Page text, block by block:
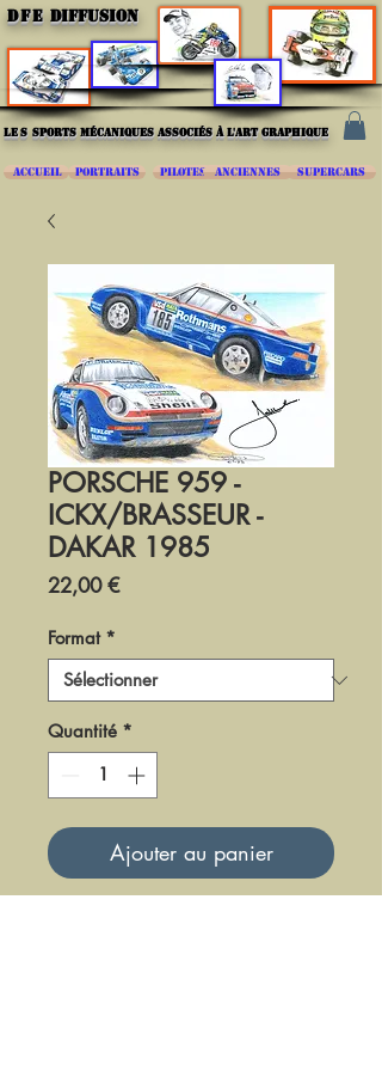
DFE DIFFUSION
les sports mécaniques associés à l'art graphique
ACCUEIL PORTRAITS PILOTES ANCIENNES SUPERCARS
PORSCHE 959 -
ICKX/BRASSEUR -
DAKAR 1985
22,00 €Prix
Format *
Quantité *
Ajouter au panier